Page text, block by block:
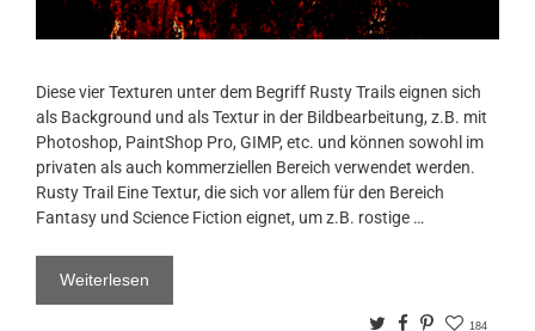
Diese vier Texturen unter dem Begriff Rusty Trails eignen sich
als Background und als Textur in der Bildbearbeitung, z.B. mit
Photoshop, PaintShop Pro, GIMP, etc. und können sowohl im
privaten als auch kommerziellen Bereich verwendet werden.
Rusty Trail Eine Textur, die sich vor allem für den Bereich
Fantasy und Science Fiction eignet, um z.B. rostige …
Weiterlesen
TwitterFacebook
Pinterest
184